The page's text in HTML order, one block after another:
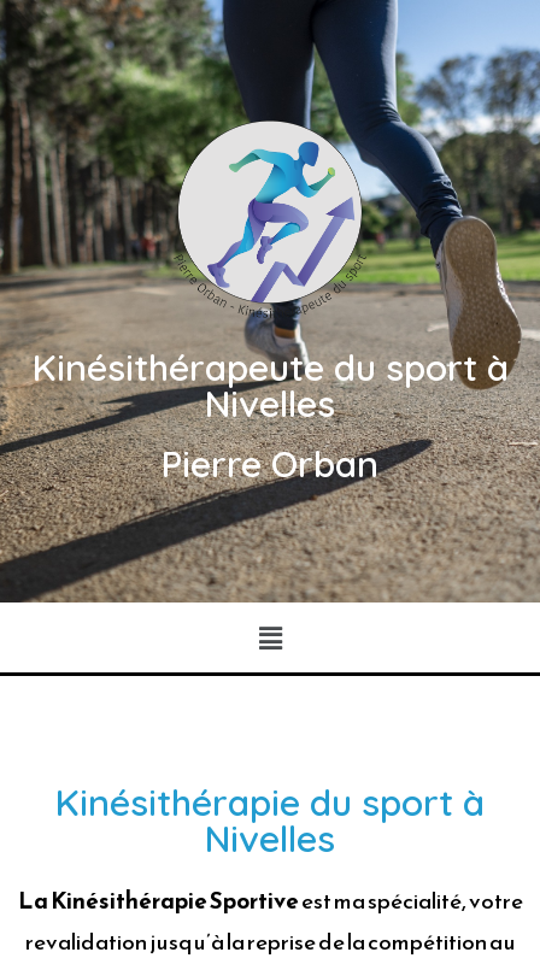
Kinésithérapeute du sport à
Nivelles
Pierre Orban
Kinésithérapie du sport à
Nivelles
La Kinésithérapie Sportiveest ma spécialité, votre
revalidation jusqu’à la reprise de la compétition au